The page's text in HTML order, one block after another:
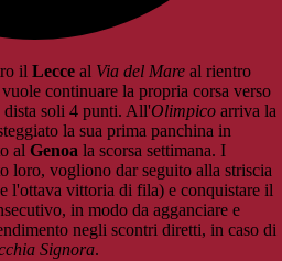
il Lecce al Via del Mare al rientro
vuole continuare la propria corsa verso
dista soli 4 punti. All'Olimpico arriva la
la sua prima panchina in
al Genoa la scorsa settimana. I
loro, vogliono dar seguito alla striscia
l'ottava vittoria di fila) e conquistare il
in modo da agganciare e
negli scontri diretti, in caso di
Signora.